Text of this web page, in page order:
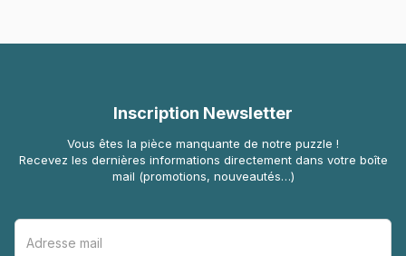
Inscription Newsletter
Vous êtes la pièce manquante de notre puzzle !
Recevez les dernières informations directement dans votre boîte
mail (promotions, nouveautés…)